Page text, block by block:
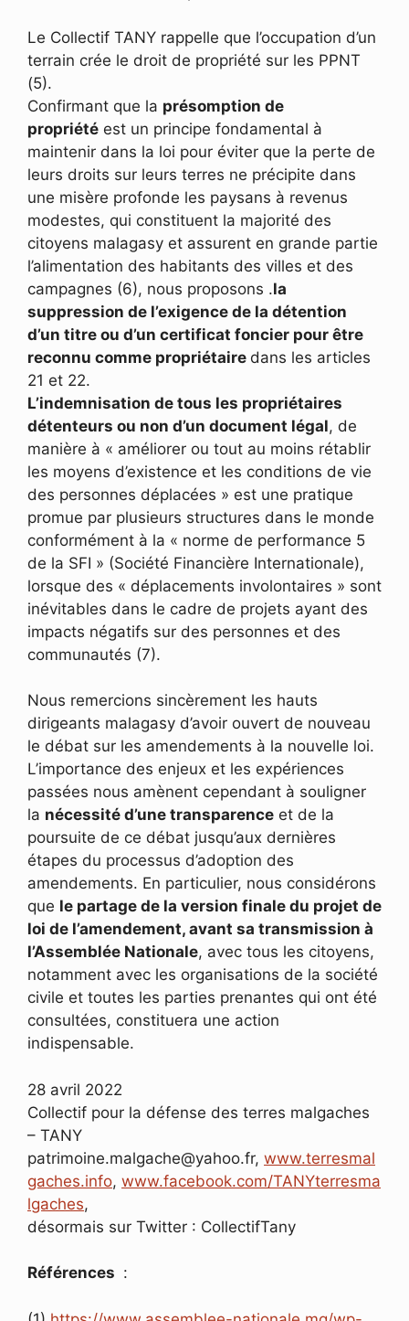
Le Collectif TANY rappelle que l’occupation d’un
terrain crée le droit de propriété sur les PPNT
(5).
Confirmant que la présomption de
propriété est un principe fondamental à
maintenir dans la loi pour éviter que la perte de
leurs droits sur leurs terres ne précipite dans
une misère profonde les paysans à revenus
modestes, qui constituent la majorité des
citoyens malagasy et assurent en grande partie
l’alimentation des habitants des villes et des
campagnes (6), nous proposons .la
suppression de l’exigence de la détention
d’un titre ou d’un certificat foncier pour être
reconnu comme propriétaire dans les articles
21 et 22.
L’indemnisation de tous les propriétaires
détenteurs ou non d’un document légal, de
manière à « améliorer ou tout au moins rétablir
les moyens d’existence et les conditions de vie
des personnes déplacées » est une pratique
promue par plusieurs structures dans le monde
conformément à la « norme de performance 5
de la SFI » (Société Financière Internationale),
lorsque des « déplacements involontaires » sont
inévitables dans le cadre de projets ayant des
impacts négatifs sur des personnes et des
communautés (7).
Nous remercions sincèrement les hauts
dirigeants malagasy d’avoir ouvert de nouveau
le débat sur les amendements à la nouvelle loi.
L’importance des enjeux et les expériences
passées nous amènent cependant à souligner
la nécessité d’une transparence et de la
poursuite de ce débat jusqu’aux dernières
étapes du processus d’adoption des
amendements. En particulier, nous considérons
que le partage de la version finale du projet de
loi de l’amendement, avant sa transmission à
l’Assemblée Nationale, avec tous les citoyens,
notamment avec les organisations de la société
civile et toutes les parties prenantes qui ont été
consultées, constituera une action
indispensable.
28 avril 2022
Collectif pour la défense des terres malgaches
– TANY
patrimoine.malgache@yahoo.fr, www.terresmal
gaches.info, www.facebook.com/TANYterresma
lgaches,
désormais sur Twitter : CollectifTany
Références :